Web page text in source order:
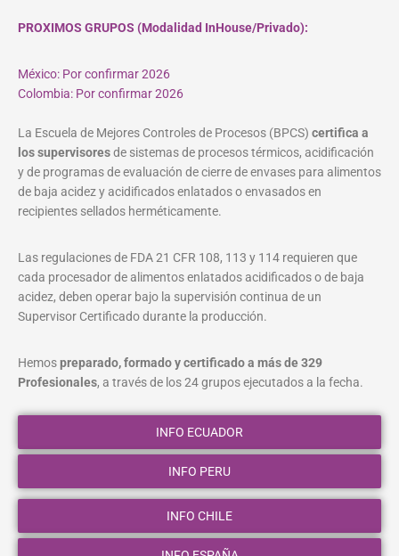
PROXIMOS GRUPOS (Modalidad InHouse/Privado):
México: Por confirmar 2026
Colombia: Por confirmar 2026
La Escuela de Mejores Controles de Procesos (BPCS) certifica a
los supervisoresde sistemas de procesos térmicos, acidificación
y de programas de evaluación de cierre de envases para alimentos
de baja acidez y acidificados enlatados o envasados en
recipientes sellados herméticamente.
Las regulaciones de FDA 21 CFR 108, 113 y 114 requieren que
cada procesador de alimentos enlatados acidificados o de baja
acidez, deben operar bajo la supervisión continua de un
Supervisor Certificado durante la producción.
Hemospreparado, formado y certificado a más de 329
Profesionales, a través de los 24 grupos ejecutados a la fecha.
INFO ECUADOR
INFO PERU
INFO CHILE